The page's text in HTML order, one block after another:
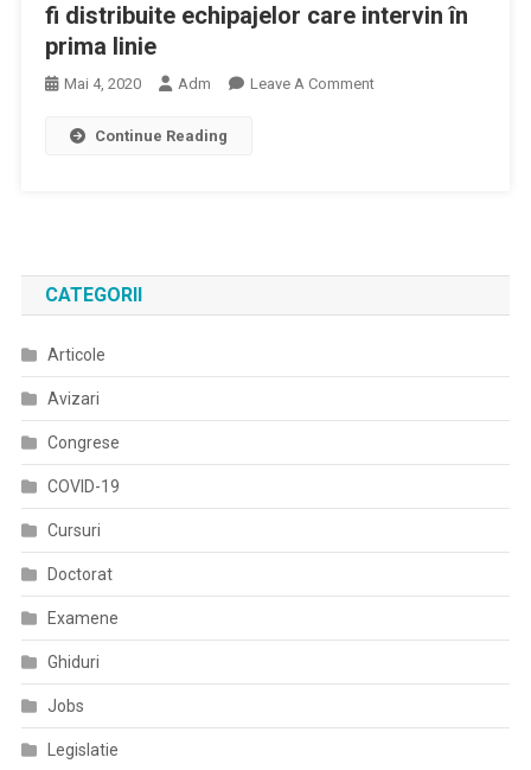
fi distribuite echipajelor care intervin în
prima linie
Mai 4, 2020 Adm Leave A CommentOn
Fi
Intervin
Linie
Continue Reading
CATEGORII
Articole
Avizari
Congrese
COVID-19
Cursuri
Doctorat
Examene
Ghiduri
Jobs
Legislatie